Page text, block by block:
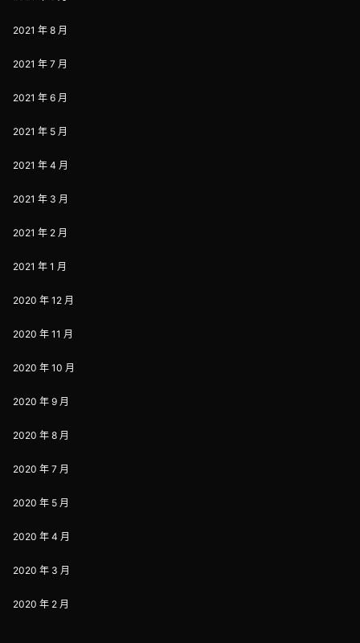
2021 年 8 月
2021 年 7 月
2021 年 6 月
2021 年 5 月
2021 年 4 月
2021 年 3 月
2021 年 2 月
2021 年 1 月
2020 年 12 月
2020 年 11 月
2020 年 10 月
2020 年 9 月
2020 年 8 月
2020 年 7 月
2020 年 5 月
2020 年 4 月
2020 年 3 月
2020 年 2 月